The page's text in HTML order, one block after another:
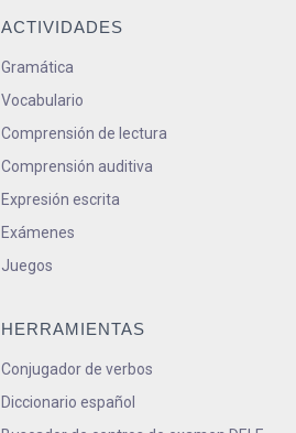
ACTIVIDADES
Gramática
Vocabulario
Comprensión de lectura
Comprensión auditiva
Expresión escrita
Exámenes
Juegos
HERRAMIENTAS
Conjugador de verbos
Diccionario español